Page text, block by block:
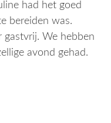
had het goed
bereiden was.
gastvrij. We hebben
avond gehad.